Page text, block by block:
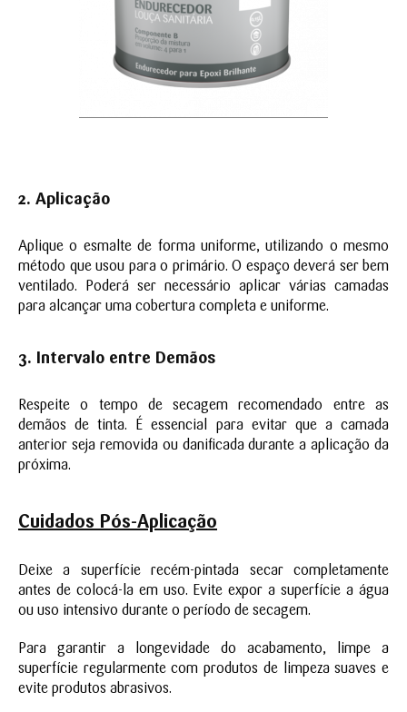
2. Aplicação
Aplique o esmalte de forma uniforme, utilizando o mesmo
método que usou para o primário. O espaço deverá ser bem
ventilado. Poderá ser necessário aplicar várias camadas
para alcançar uma cobertura completa e uniforme.
3. Intervalo entre Demãos
Respeite o tempo de secagem recomendado entre as
demãos de tinta. É essencial para evitar que a camada
anterior seja removida ou danificada durante a aplicação da
próxima.
Cuidados Pós-Aplicação
Deixe a superfície recém-pintada secar completamente
antes de colocá-la em uso. Evite expor a superfície a água
ou uso intensivo durante o período de secagem.
Para garantir a longevidade do acabamento, limpe a
superfície regularmente com produtos de limpeza suaves e
evite produtos abrasivos.